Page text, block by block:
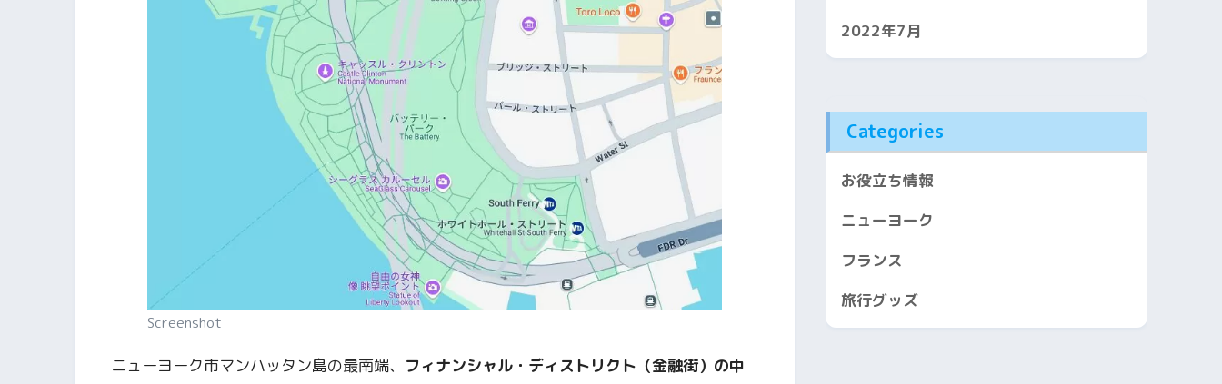
Screenshot
ニューヨーク市マンハッタン島の最南端、 フィナンシャル・ディストリクト（金融街）の中
2022年7月
Categories
お役立ち情報
ニューヨーク
フランス
旅行グッズ